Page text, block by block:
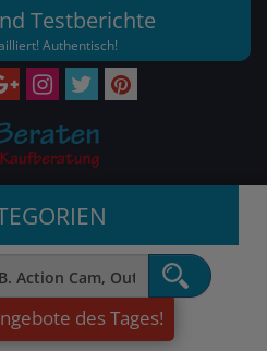
Testberichte
Authentisch!
des Tages!